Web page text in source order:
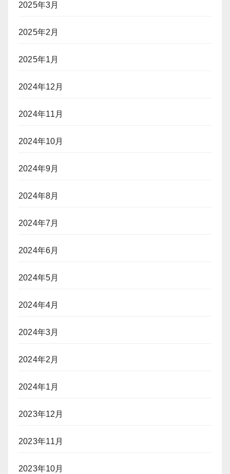
2025年3月
2025年2月
2025年1月
2024年12月
2024年11月
2024年10月
2024年9月
2024年8月
2024年7月
2024年6月
2024年5月
2024年4月
2024年3月
2024年2月
2024年1月
2023年12月
2023年11月
2023年10月